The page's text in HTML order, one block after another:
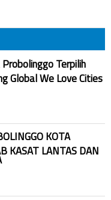
Terpilih
Global We Love Cities
KOTA
KASAT LANTAS DAN